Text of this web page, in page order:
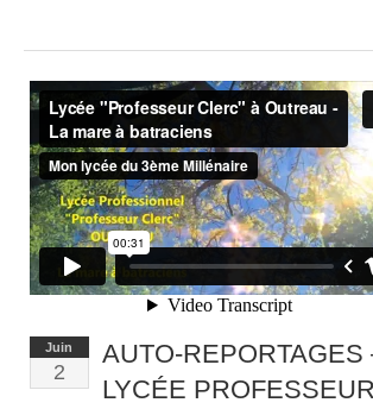
Juin
2
AUTO-REPORTAGES
LYCÉE PROFESSEUR